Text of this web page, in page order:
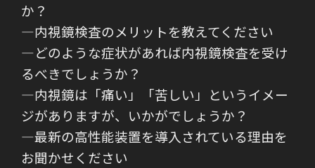
か？
―内視鏡検査のメリットを教えてください
―どのような症状があれば内視鏡検査を受け
るべきでしょうか？
―内視鏡は「痛い」「苦しい」というイメー
ジがありますが、いかがでしょうか？
―最新の高性能装置を導入されている理由を
お聞かせください